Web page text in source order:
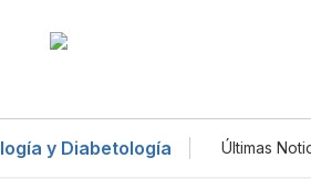
y Diabetología Últimas